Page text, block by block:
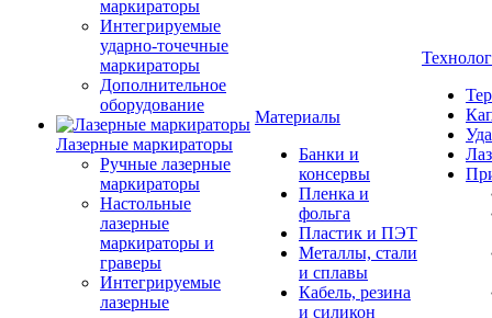
маркираторы
Интегрируемые
ударно-точечные
маркираторы
Дополнительное
оборудование
Лазерные маркираторы
Ручные лазерные
маркираторы
Настольные
лазерные
маркираторы и
граверы
Интегрируемые
лазерные
Материалы
Банки и
консервы
Пленка и
фольга
Пластик и ПЭТ
Металлы, стали
и сплавы
Кабель, резина
и силикон